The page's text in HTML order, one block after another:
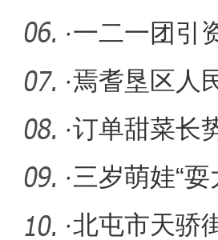
·一二一团引
开工奠基
·焉耆垦区人
题活动
·订单甜菜长
蜜”增收
·三岁萌娃“
器”
·北屯市天骄